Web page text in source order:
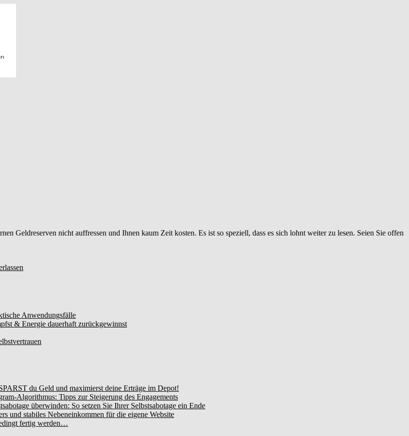
Geldreserven nicht auffressen und Ihnen kaum Zeit kosten. Es ist so speziell, dass es sich lohnt weiter zu lesen. Seien Sie offen
Anwendungsfälle
& Energie dauerhaft zurückgewinnst
du Geld und maximierst deine Erträge im Depot!
Algorithmus: Tipps zur Steigerung des Engagements
überwinden: So setzen Sie Ihrer Selbstsabotage ein Ende
und stabiles Nebeneinkommen für die eigene Website
fertig werden…